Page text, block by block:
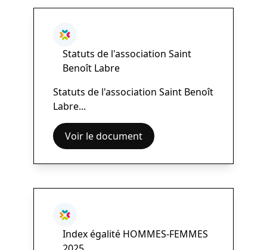
Statuts de l'association Saint
Benoît Labre
Statuts de l'association Saint Benoît
Labre...
Voir le document
Index égalité HOMMES-FEMMES